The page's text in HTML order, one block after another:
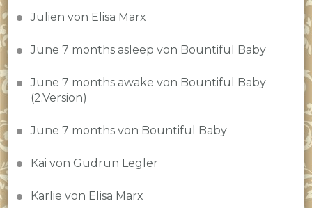
Julien von Elisa Marx
June 7 months asleep von Bountiful Baby
June 7 months awake von Bountiful Baby
(2.Version)
June 7 months von Bountiful Baby
Kai von Gudrun Legler
Karlie von Elisa Marx